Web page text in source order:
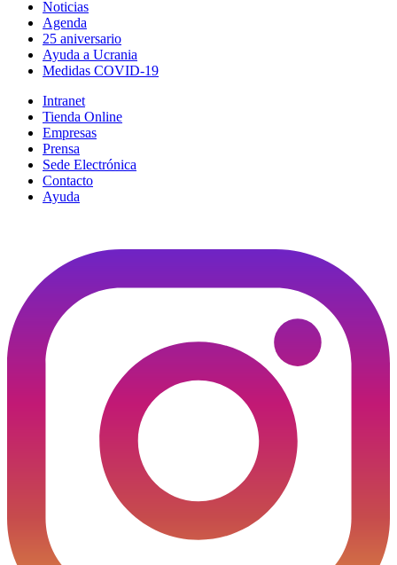
Noticias
Agenda
25 aniversario
Ayuda a Ucrania
Medidas COVID-19
Intranet
Tienda Online
Empresas
Prensa
Sede Electrónica
Contacto
Ayuda